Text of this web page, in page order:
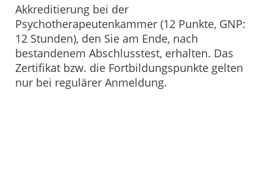
Akkreditierung bei der
Psychotherapeutenkammer (12 Punkte, GNP:
12 Stunden), den Sie am Ende, nach
bestandenem Abschlusstest, erhalten. Das
Zertifikat bzw. die Fortbildungspunkte gelten
nur bei regulärer Anmeldung.